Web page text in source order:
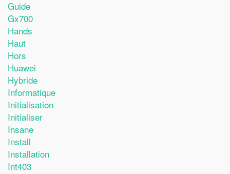
Guide
Gx700
Hands
Haut
Hors
Huawei
Hybride
Informatique
Initialisation
Initialiser
Insane
Install
Installation
Int403